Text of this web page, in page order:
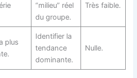
“milieu” réel
du groupe.
Très faible.
plus
Identifier la
tendance
dominante.
Nulle.